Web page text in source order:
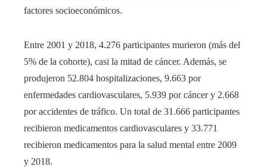
factores socioeconómicos.
Entre 2001 y 2018, 4.276 participantes murieron (más del
5% de la cohorte), casi la mitad de cáncer. Además, se
produjeron 52.804 hospitalizaciones, 9.663 por
enfermedades cardiovasculares, 5.939 por cáncer y 2.668
por accidentes de tráfico. Un total de 31.666 participantes
recibieron medicamentos cardiovasculares y 33.771
recibieron medicamentos para la salud mental entre 2009
y 2018.